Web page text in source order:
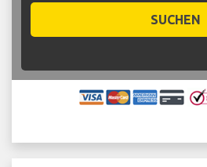
SUCHEN